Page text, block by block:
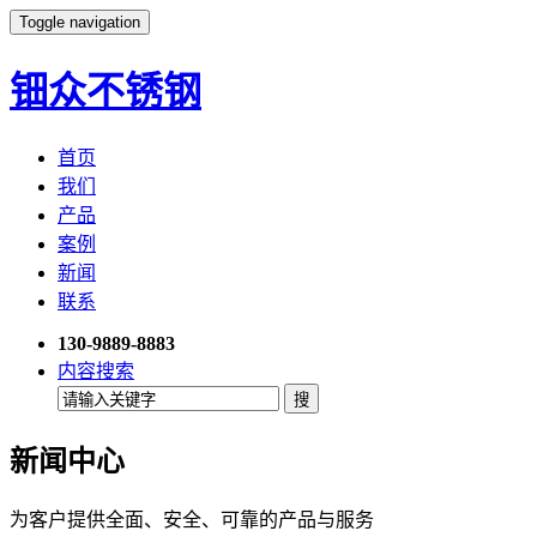
Toggle navigation
钿众不锈钢
首页
我们
产品
案例
新闻
联系
130-9889-8883
内容搜索
新闻中心
为客户提供全面、安全、可靠的产品与服务